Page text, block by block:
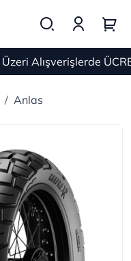
Alışverişlerde
Anlas